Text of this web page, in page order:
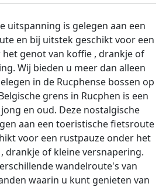
uitspanning is gelegen aan een
en bij uitstek geschikt voor een
genot van koffie , drankje of
Wij bieden u meer dan alleen
in de Rucphense bossen op
grens in Rucphen is een
en oud. Deze nostalgische
aan een toeristische fietsroute
voor een rustpauze onder het
drankje of kleine versnapering.
wandelroute's van
waarin u kunt genieten van